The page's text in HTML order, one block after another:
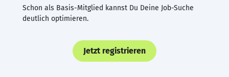
Schon als Basis-Mitglied kannst Du Deine Job-Suche
deutlich optimieren.
Jetzt registrieren